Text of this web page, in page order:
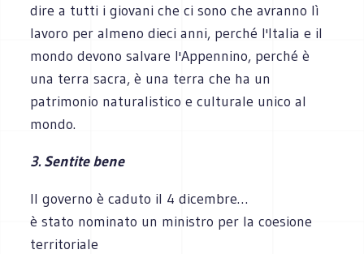
dire a tutti i giovani che ci sono che avranno lì
lavoro per almeno dieci anni, perché l'Italia e il
mondo devono salvare l'Appennino, perché è
una terra sacra, è una terra che ha un
patrimonio naturalistico e culturale unico al
mondo.
3. Sentite bene
Il governo è caduto il 4 dicembre…
è stato nominato un ministro per la coesione
territoriale